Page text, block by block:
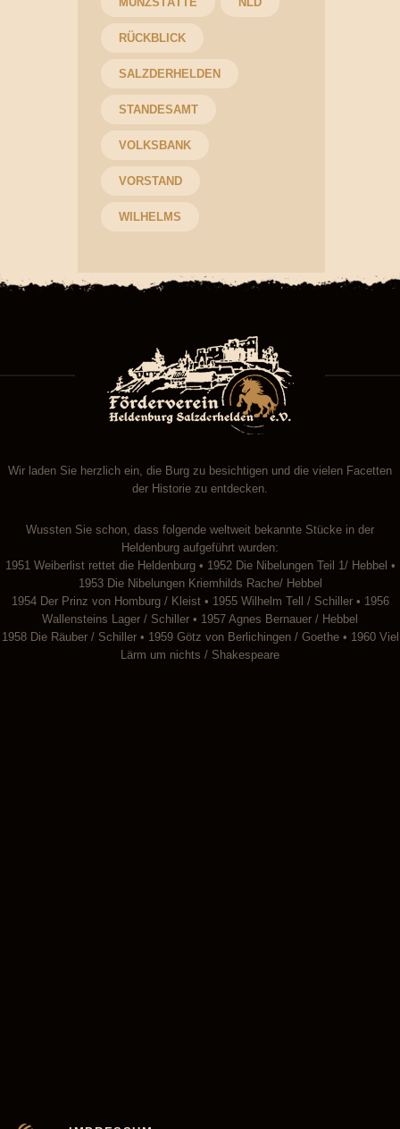
RÜCKBLICK
SALZDERHELDEN
STANDESAMT
VOLKSBANK
VORSTAND
WILHELMS
Wir laden Sie herzlich ein, die Burg zu besichtigen und die vielen Facetten
der Historie zu entdecken.
Wussten Sie schon, dass folgende weltweit bekannte Stücke in der
Heldenburg aufgeführt wurden:
1951 Weiberlist rettet die Heldenburg • 1952 Die Nibelungen Teil 1/ Hebbel •
1953 Die Nibelungen Kriemhilds Rache/ Hebbel
1954 Der Prinz von Homburg / Kleist • 1955 Wilhelm Tell / Schiller • 1956
Wallensteins Lager / Schiller • 1957 Agnes Bernauer / Hebbel
1958 Die Räuber / Schiller • 1959 Götz von Berlichingen / Goethe • 1960 Viel
Lärm um nichts / Shakespeare